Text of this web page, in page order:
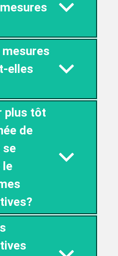
elles
plus tôt
de
se
le